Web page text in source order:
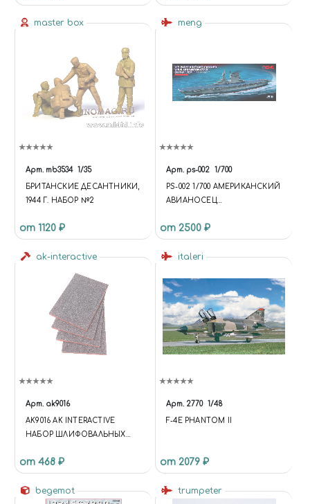
master box
Арт. mb3534 1/35
БРИТАНСКИЕ ДЕСАНТНИКИ,
1944 Г. НАБОР №2
от 1120 ₽
meng
Арт. ps-002 1/700
PS-002 1/700 АМЕРИКАНСКИЙ
АВИАНОСЕЦ
от 2500 ₽
ak-interactive
Арт. ak9016
AK9016 AK INTERACTIVE
НАБОР ШЛИФОВАЛЬНЫХ
от 468 ₽
italeri
Арт. 2770 1/48
F-4E PHANTOM II
от 2079 ₽
begemot trumpeter